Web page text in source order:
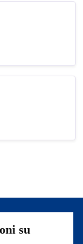
su